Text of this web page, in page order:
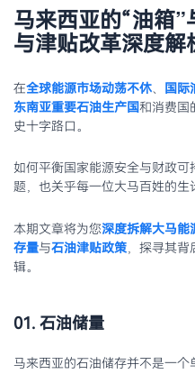
马来西亚的“油箱
与津贴改革深度解
在全球能源市场动荡不休、 国际
东南亚重要石油生产国和消费国
史十字路口。
如何平衡国家能源安全与财政
题，也关乎每一位大马百姓的生
本期文章将为您深度拆解大马能
存量与石油津贴政策 ，探寻其
辑。
01. 石油储量
马来西亚的石油储存并不是一